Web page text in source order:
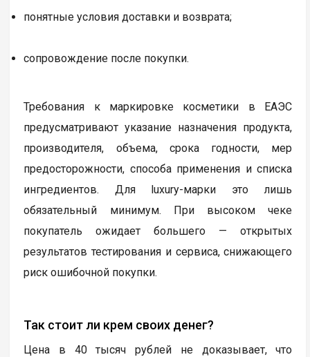
понятные условия доставки и возврата;
сопровождение после покупки.
Требования к маркировке косметики в ЕАЭС
предусматривают указание назначения продукта,
производителя, объема, срока годности, мер
предосторожности, способа применения и списка
ингредиентов. Для luxury-марки это лишь
обязательный минимум. При высоком чеке
покупатель ожидает большего — открытых
результатов тестирования и сервиса, снижающего
риск ошибочной покупки.
Так стоит ли крем своих денег?
Цена в 40 тысяч рублей не доказывает, что